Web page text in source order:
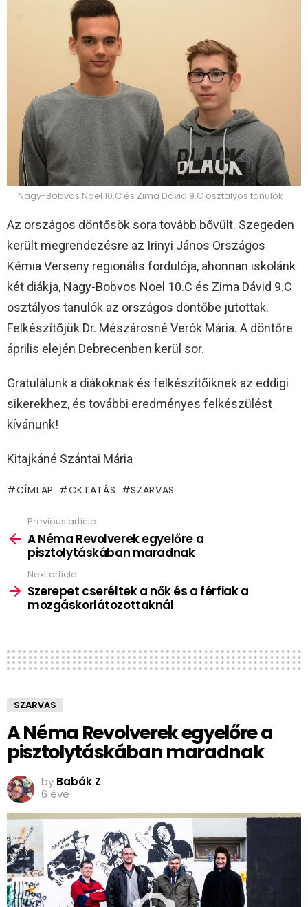
Nagy-Bobvos Noel 10.C és Zima Dávid 9.C osztályos tanulók
Az országos döntősök sora tovább bővült. Szegeden
került megrendezésre az Irinyi János Országos
Kémia Verseny regionális fordulója, ahonnan iskolánk
két diákja, Nagy-Bobvos Noel 10.C és Zima Dávid 9.C
osztályos tanulók az országos döntőbe jutottak.
Felkészítőjük Dr. Mészárosné Verók Mária. A döntőre
április elején Debrecenben kerül sor.
Gratulálunk a diákoknak és felkészítőiknek az eddigi
sikerekhez, és további eredményes felkészülést
kívánunk!
Kitajkáné Szántai Mária
CÍMLAP OKTATÁS SZARVAS
more
Previous article
A Néma Revolverek egyelőre a
pisztolytáskában maradnak
Next article
Szerepet cseréltek a nők és a férfiak a
mozgáskorlátozottaknál
SZARVAS
A Néma Revolverek egyelőre a
pisztolytáskában maradnak
by Babák Z
6 éve